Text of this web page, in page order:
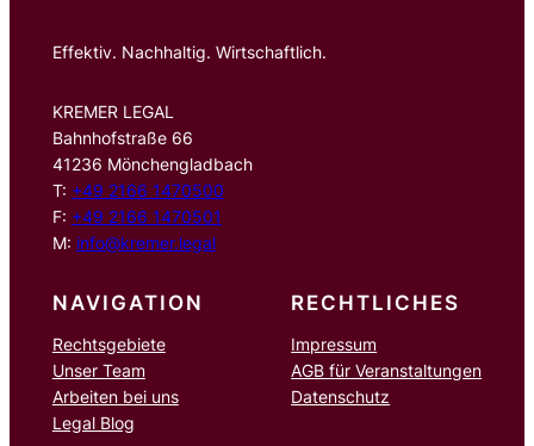
Effektiv. Nachhaltig. Wirtschaftlich.
KREMER LEGAL
Bahnhofstraße 66
41236 Mönchengladbach
T: +49 2166 1470500
F: +49 2166 1470501
M: info@kremer.legal
NAVIGATION
Rechtsgebiete
Unser Team
Arbeiten bei uns
Legal Blog
RECHTLICHES
Impressum
AGB für Veranstaltungen
Datenschutz